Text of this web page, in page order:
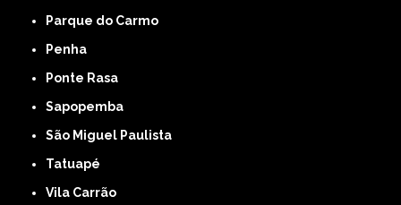
Parque do Carmo
Penha
Ponte Rasa
Sapopemba
São Miguel Paulista
Tatuapé
Vila Carrão